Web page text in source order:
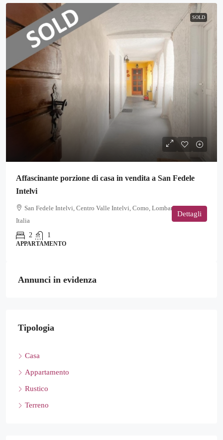
SOLD
Affascinante porzione di casa in vendita a San Fedele
Intelvi
San Fedele Intelvi, Centro Valle Intelvi, Como, Lombardia, 22023,
Italia
2
1
APPARTAMENTO
Dettagli
Annunci in evidenza
Tipologia
Casa
Appartamento
Rustico
Terreno